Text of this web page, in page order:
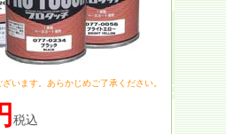
います。あらかじめご了承ください。
税込